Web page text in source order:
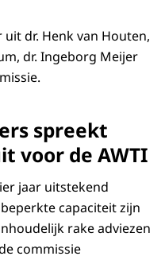
dr. Henk van Houten,
dr. Ingeborg Meijer
spreekt
voor de AWTI
jaar uitstekend
capaciteit zijn
rake adviezen
commissie